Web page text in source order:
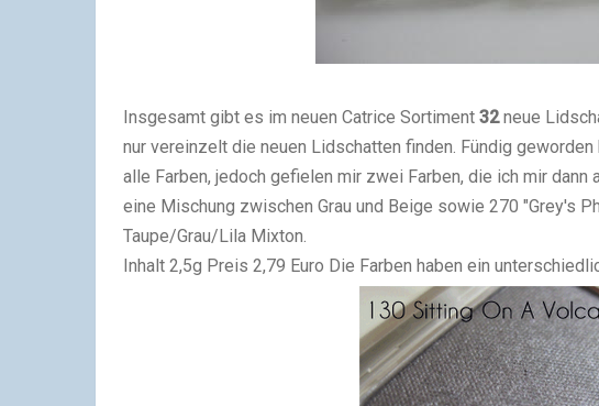
Insgesamt gibt es im neuen Catrice Sortiment 32neue
nur vereinzelt die neuen Lidschatten finden. Fündig
alle Farben, jedoch gefielen mir zwei Farben, die ich mir dann
eine Mischung zwischen Grau und Beige sowie 270 "Grey's
Taupe/Grau/Lila Mixton.
Inhalt 2,5g Preis 2,79 Euro Die Farben haben ein